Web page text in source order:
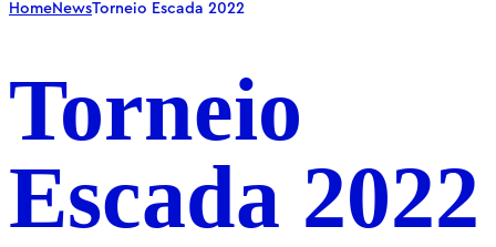
HomeNewsTorneio Escada 2022
Torneio
Escada 2022